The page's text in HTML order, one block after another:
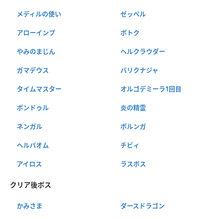
メディルの使い ゼッペル
アローインプ ボトク
やみのまじん ヘルクラウダー
ガマデウス バリクナジャ
タイムマスター オルゴデミーラ1回目
ボンドゥル 炎の精霊
ネンガル ボルンガ
ヘルバオム チビィ
アイロス ラスボス
クリア後ボス
かみさま ダースドラゴン